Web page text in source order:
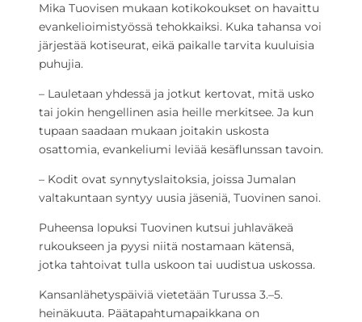
Mika Tuovisen mukaan kotikokoukset on havaittu
evankelioimistyössä tehokkaiksi. Kuka tahansa voi
järjestää kotiseurat, eikä paikalle tarvita kuuluisia
puhujia.
– Lauletaan yhdessä ja jotkut kertovat, mitä usko
tai jokin hengellinen asia heille merkitsee. Ja kun
tupaan saadaan mukaan joitakin uskosta
osattomia, evankeliumi leviää kesäflunssan tavoin.
– Kodit ovat synnytyslaitoksia, joissa Jumalan
valtakuntaan syntyy uusia jäseniä, Tuovinen sanoi.
Puheensa lopuksi Tuovinen kutsui juhlaväkeä
rukoukseen ja pyysi niitä nostamaan kätensä,
jotka tahtoivat tulla uskoon tai uudistua uskossa.
Kansanlähetyspäiviä vietetään Turussa 3.–5.
heinäkuuta. Päätapahtumapaikkana on